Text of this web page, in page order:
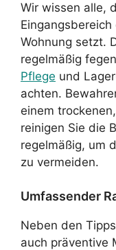
Wir wissen alle,
Wohnung setzt.
regelmäßig
Pflege und
achten.
einem
reinigen Sie die
regelmäßig, um
zu vermeiden.
Umfassender
Neben den
auch präventive